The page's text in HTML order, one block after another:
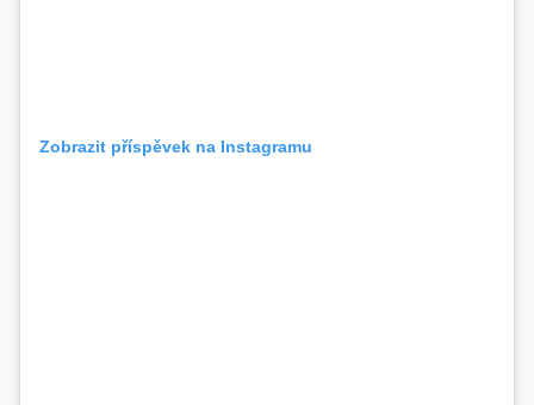
Zobrazit příspěvek na Instagramu